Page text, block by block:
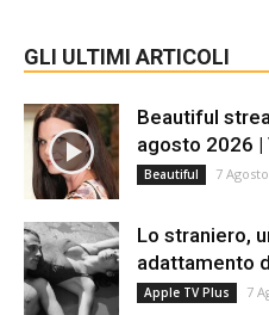
GLI ULTIMI ARTICOLI
Beautiful
agosto 2026
Beautiful 7
Lo straniero,
adattamento
Apple TV Plus 7